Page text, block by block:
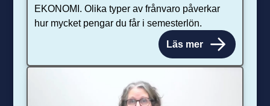
EKONOMI. Olika typer av frånvaro påverkar
hur mycket pengar du får i semesterlön.
Läs mer